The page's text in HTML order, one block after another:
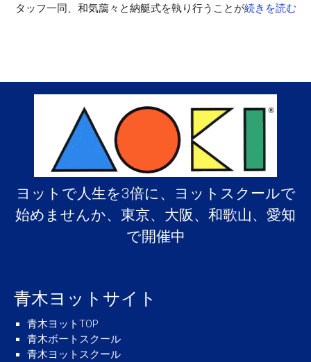
タッフ一同、和気藹々と納艇式を執り行うことが続きを読む
ヨットで人生を3倍に、ヨットスクールで
始めませんか、東京、大阪、和歌山、愛知
で開催中
青木ヨットサイト
青木ヨットTOP
青木ボートスクール
青木ヨットスクール